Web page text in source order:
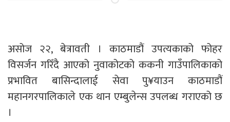
असोज २२, बेत्रावती । काठमाडौं उपत्यकाको फोहर
विसर्जन गरिँदै आएको नुवाकोटको ककनी गाउँपालिकाको
प्रभावित बासिन्दालाई सेवा पु¥याउन काठमाडौं
महानगरपालिकाले एक थान एम्बुलेन्स उपलब्ध गराएको छ
।